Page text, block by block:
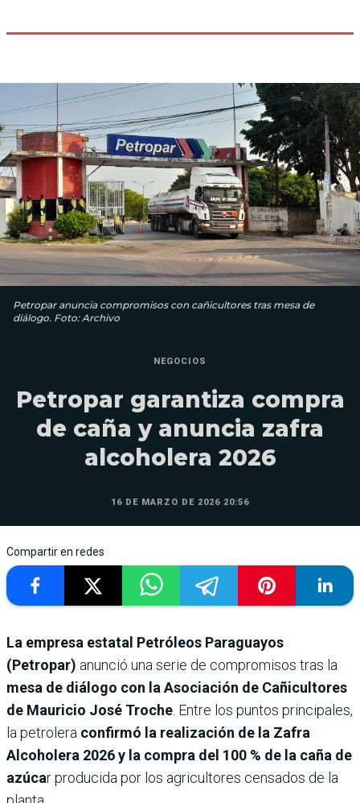
Petropar anuncia compromisos con cañicultores tras mesa de
diálogo. Foto: Archivo
NEGOCIOS
Petropar garantiza compra
de caña y anuncia zafra
alcoholera 2026
16 DE MARZO DE 2026 20:56
Compartir en redes
La empresa estatal Petróleos Paraguayos
(Petropar) anunció una serie de compromisos tras la
mesa de diálogo con la Asociación de Cañicultores
de Mauricio José Troche . Entre los puntos principales,
la petrolera confirmó la realización de la Zafra
Alcoholera 2026 y la compra del 100 % de la caña de
azúcar producida por los agricultores censados de la